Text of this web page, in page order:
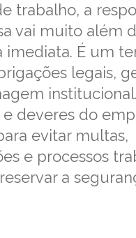
trabalho, a
vai muito além
imediata. É um
legais,
e deveres do
evitar multas,
e processos
a